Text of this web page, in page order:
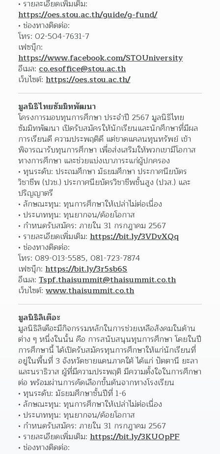
https://oes.stou.ac.th/guide/g-fund/
ช่องทางติดต่อ:
โทร: 02-504-7631-7
https://www.facebook.com/STOUniversity
อีเมล: co.esoffice@stou.ac.th
เว็บไซต์: https://oes.stou.ac.th/
มูลนิธิไทยซัมมิทพัฒนา
โครงการมอบทุนการศึกษา ประจำปี 2567 มูลนิธิไทย
ซัมมิทพัฒนา เปิดรับสมัครให้นักเรียนและนักศึกษาที่มีผล
การเรียนดี ความประพฤติดี แต่ขาดแคลนทุนทรัพย์ เข้า
พิจารณารับทุนการศึกษา เพื่อส่งเสริมให้พวกเขามีโอกาส
ทางการศึกษา และช่วยแบ่งเบาภาระแก่ผู้ปกครอง
ทุนระดับ: ประถมศึกษา มัธยมศึกษา ประกาศนียบัตร
วิชาชีพ (ปวช.) ประกาศนียบัตรวิชาชีพชั้นสูง (ปวส.) และ
ปริญญาตรี
ลักษณะทุน: ทุนการศึกษาให้เปล่าไม่ต่อเนื่อง
ประเภททุน: ทุนยากจน/ด้อยโอกาส
กำหนดรับสมัคร: ภายใน 31 กรกฎาคม 2567
รายละเอียดเพิ่มเติม: https://bit.ly/3VDvXQq
ช่องทางติดต่อ:
โทร: 089-013-5585, 081-723-7874
เฟซบุ๊ก: https://bit.ly/3r5sb6S
อีเมล: Tspf.thaisummit@thaisummit.co.th
เว็บไซต์: www.thaisummit.co.th
มูลนิธิลิเต๊อะ
มูลนิธิลิเต๊อะมีกิจกรรมหลักในการช่วยเหลือสังคมในด้าน
ต่าง ๆ หนึ่งในนั้น คือ การสนับสนุนทุนการศึกษา โดยในปี
การศึกษานี้ ได้เปิดรับสมัครทุนการศึกษาให้แก่นักเรียนที่
อยู่ในพื้นที่ 3 จังหวัดชายแดนภาคใต้ ได้แก่ ปัตตานี ยะลา
และนราธิวาส ผู้ที่มีความประพฤติ มีความตั้งใจในการศึกษา
ต่อ พร้อมผ่านการคัดเลือกขั้นต้นจากทางโรงเรียน
ทุนระดับ: มัธยมศึกษาชั้นปีที่ 1-6
ลักษณะทุน: ทุนการศึกษาให้เปล่าไม่ต่อเนื่อง
ประเภททุน: ทุนยากจน/ด้อยโอกาส
กำหนดรับสมัคร: ภายใน 31 กรกฎาคม 2567
รายละเอียดเพิ่มเติม: https://bit.ly/3KUOpPF
ช่องทางติดต่อ: